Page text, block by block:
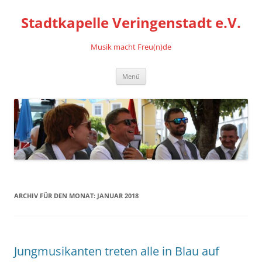
Stadtkapelle Veringenstadt e.V.
Musik macht Freu(n)de
Menü
ARCHIV FÜR DEN MONAT: JANUAR 2018
Jungmusikanten treten alle in Blau auf